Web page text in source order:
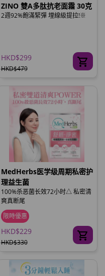
ZINO 雙A多肽抗老面霜 30克
2週92%飽滿緊彈 埋線級提拉!※
HKD$299
HKD$479
MedHerbs医学级周期私密护
理益生菌
100%杀恶菌长效72小时△ 私密清
爽真断尾
限時優惠
HKD$229
HKD$330